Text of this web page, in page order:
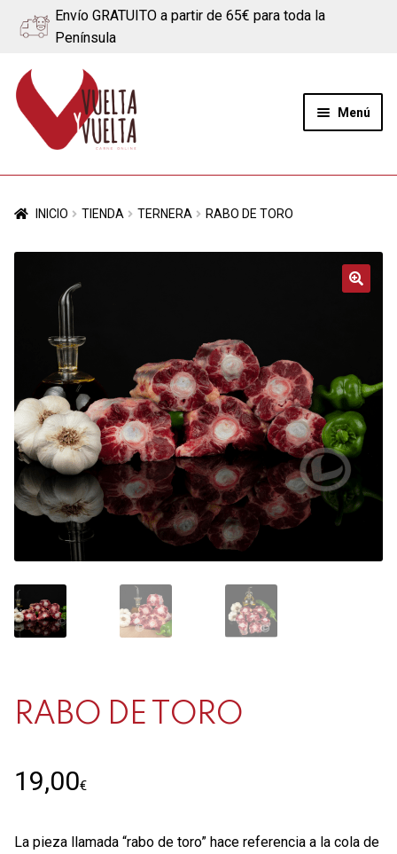
Envío GRATUITO a partir de 65€ para toda la
Península
Ir
a
navegación
Ir
al
contenido
Menú
Quiénes somos
Ternera
Quesos
Contacto
Mi cuenta
0 productos
INICIO TIENDA TERNERA RABO DE TORO
RABO DE TORO
19,00€
La pieza llamada “rabo de toro” hace referencia a la cola de